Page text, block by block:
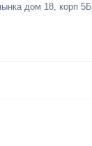
дом 18, корп 5Б